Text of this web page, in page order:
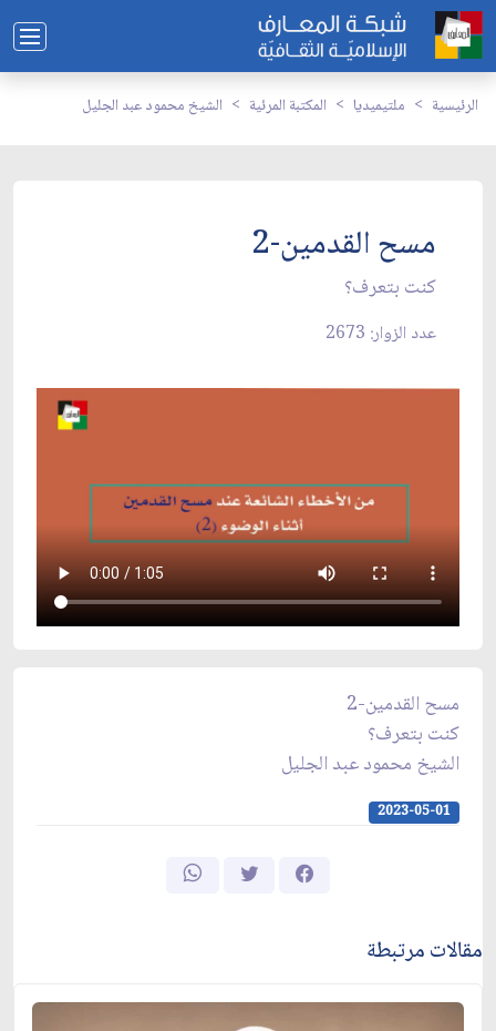
الرئيسية ملتيميديا المكتبة المرئية الشيخ محمود عبد الجليل
مسح القدمين-2
كنت بتعرف؟
عدد الزوار: 2673
مسح القدمين-2
كنت بتعرف؟
الشيخ محمود عبد الجليل
2023-05-01
مقالات مرتبطة